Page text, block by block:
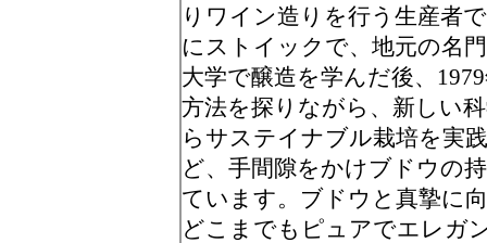
りワイン造りを行う生産者
にストイックで、地元の名
大学で醸造を学んだ後、
方法を探りながら、新しい
らサステイナブル栽培を実
ど、手間隙をかけブドウの
ています。ブドウと真摯に
どこまでもピュアでエレガ